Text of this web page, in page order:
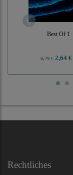
Best Of 1
8,79 €2,64
Rechtliches